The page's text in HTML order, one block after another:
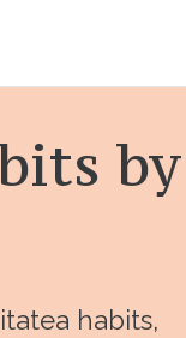
by
habits,